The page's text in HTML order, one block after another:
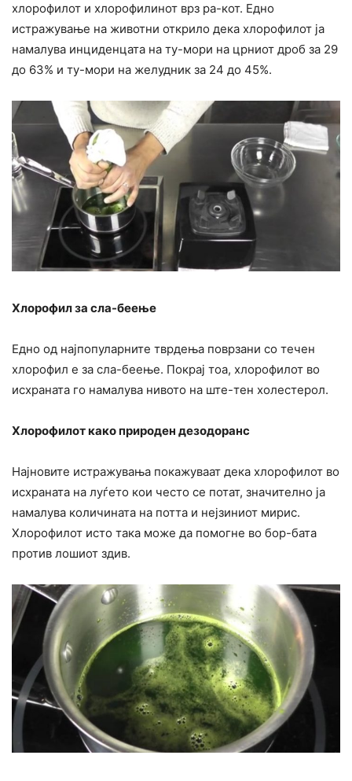
хлорофилот и хлорофилинот врз ра-кот. Едно
истражување на животни открило дека хлорофилот ја
намалува инциденцата на ту-мори на црниот дроб за 29
до 63% и ту-мори на желудник за 24 до 45%.
Хлорофил за сла-беење
Едно од најпопуларните тврдења поврзани со течен
хлорофил е за сла-беење. Покрај тоа, хлорофилот во
исхраната го намалува нивото на ште-тен холестерол.
Хлорофилот како природен дезодоранс
Најновите истражувања покажуваат дека хлорофилот во
исхраната на луѓето кои често се потат, значително ја
намалува количината на потта и нејзиниот мирис.
Хлорофилот исто така може да помогне во бор-бата
против лошиот здив.